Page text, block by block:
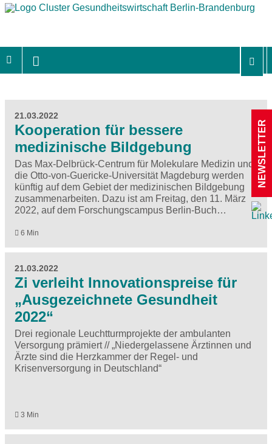
21.03.2022
Kooperation für bessere
medizinische Bildgebung
Das Max-Delbrück-Centrum für Molekulare Medizin und
die Otto-von-Guericke-Universität Magdeburg werden
künftig auf dem Gebiet der medizinischen Bildgebung
zusammenarbeiten. Dazu ist am Freitag, den 11. März
2022, auf dem Forschungscampus Berlin-Buch…
6 Min
21.03.2022
Zi verleiht Innovationspreise für
„Ausgezeichnete Gesundheit
2022“
Drei regionale Leuchtturmprojekte der ambulanten
Versorgung prämiert // „Niedergelassene Ärztinnen und
Ärzte sind die Herzkammer der Regel- und
Krisenversorgung in Deutschland“
3 Min
NEWSLETTER